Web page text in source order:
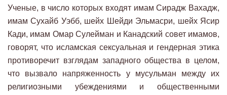
Ученые, в число которых входят имам Сирадж Вахадж,
имам Сухайб Уэбб, шейх Шейди Эльмасри, шейх Ясир
Кади, имам Омар Сулейман и Канадский совет имамов,
говорят, что исламская сексуальная и гендерная этика
противоречит взглядам западного общества в целом,
что вызвало напряженность у мусульман между их
религиозными убеждениями и общественными